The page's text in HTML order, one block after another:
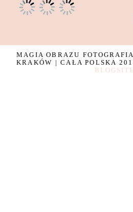
MAGIA OBRAZU
KRAKÓW | CAŁA POLSKA
BLOGSITE